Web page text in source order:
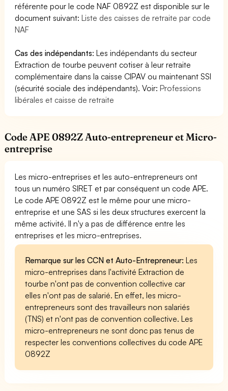
référente pour le code NAF 0892Z est disponible sur le
document suivant:Liste des caisses de retraite par code
NAF
Cas des indépendants: Les indépendants du secteur
Extraction de tourbe peuvent cotiser à leur retraite
complémentaire dans la caisse CIPAV ou maintenant SSI
(sécurité sociale des indépendants). Voir:Professions
libérales et caisse de retraite
Code APE 0892Z Auto-entrepreneur et Micro-
entreprise
Les micro-entreprises et les auto-entrepreneurs ont
tous un numéro SIRET et par conséquent un code APE.
Le code APE 0892Z est le même pour une micro-
entreprise et une SAS si les deux structures exercent la
même activité. Il n'y a pas de différence entre les
entreprises et les micro-entreprises.
Remarque sur les CCN et Auto-Entrepreneur: Les
micro-entreprises dans l'activité Extraction de
tourbe n'ont pas de convention collective car
elles n'ont pas de salarié. En effet, les micro-
entrepreneurs sont des travailleurs non salariés
(TNS) et n'ont pas de convention collective. Les
micro-entrepreneurs ne sont donc pas tenus de
respecter les conventions collectives du code APE
0892Z